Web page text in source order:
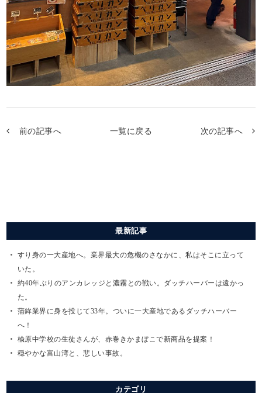
前の記事へ 一覧に戻る 次の記事へ
最新記事
すり身の一大産地へ。業界最大の危機のさなかに、私はそこに立って
いた。
約40年ぶりのアンカレッジと濃霧との戦い。ダッチハーバーは遠かっ
た。
蒲鉾業界に身を投じて33年。ついに一大産地であるダッチハーバー
へ！
楡原中学校の生徒さんが、赤巻きかまぼこで新商品を提案！
穏やかな富山湾と、悲しい事故。
カテゴリ